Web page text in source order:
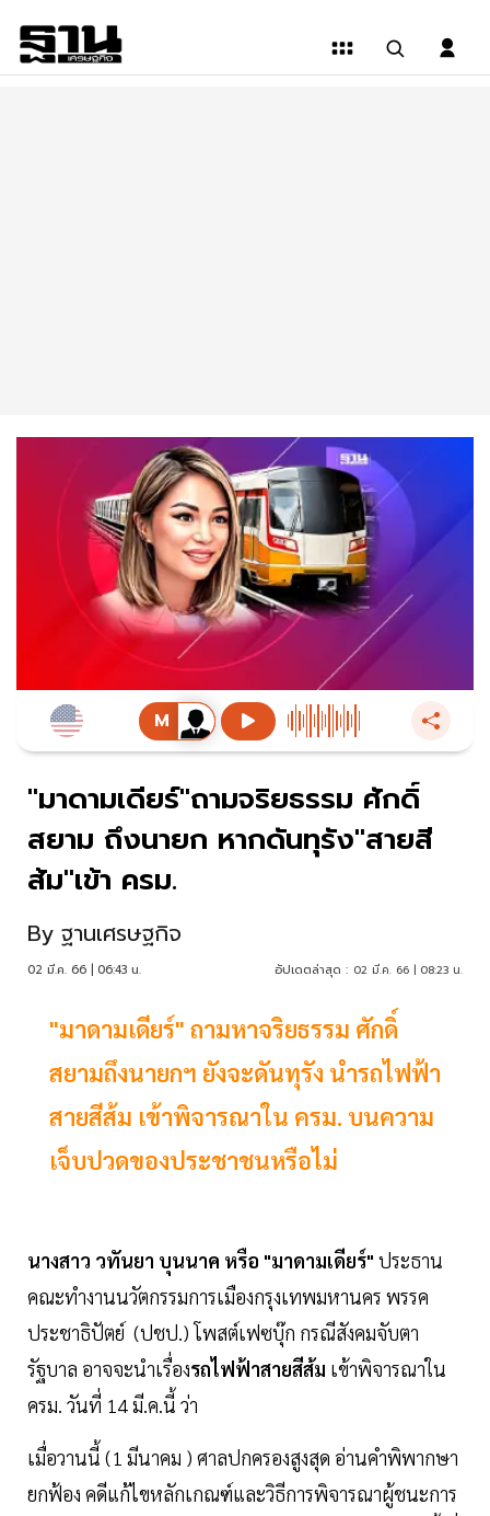
"มาดามเดียร์"ถามจริยธรรม ศักดิ์
สยาม ถึงนายก หากดันทุรัง"สายสี
ส้ม"เข้า ครม.
By ฐานเศรษฐกิจ
02 มี.ค. 66 | 06:43 น. อัปเดตล่าสุด : 02 มี.ค. 66 | 08:23 น.
"มาดามเดียร์" ถามหาจริยธรรม ศักดิ์
สยามถึงนายกฯ ยังจะดันทุรัง นำรถไฟฟ้า
สายสีส้ม เข้าพิจารณาใน ครม. บนความ
เจ็บปวดของประชาชนหรือไม่
นางสาว วทันยา บุนนาค หรือ "มาดามเดียร์" ประธาน
คณะทำงานนวัตกรรมการเมืองกรุงเทพมหานคร พรรค
ประชาธิปัตย์ (ปชป.) โพสต์เฟซบุ๊ก กรณีสังคมจับตา
รัฐบาล อาจจะนำเรื่องรถไฟฟ้าสายสีส้ม เข้าพิจารณาใน
ครม. วันที่ 14 มี.ค.นี้ ว่า
เมื่อวานนี้ (1 มีนาคม ) ศาลปกครองสูงสุด อ่านคำพิพากษา
ยกฟ้อง คดีแก้ไขหลักเกณฑ์และวิธีการพิจารณาผู้ชนะการ